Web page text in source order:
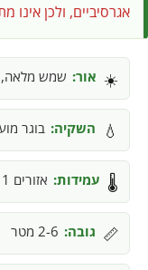
אגרסיביים, ולכן אינו
☀️ אור: שמש מלאה,
💧 השקיה: בוגר
🌡️ עמידות: אזורים 6-11, עד 15°C-
📏 גובה: 2-6 מטר